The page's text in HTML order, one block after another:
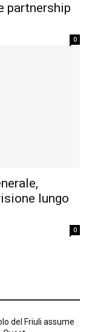
partnership
0
lungo
0
del Friuli assume